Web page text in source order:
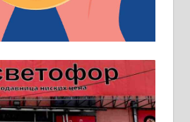
и
061/25-28-058